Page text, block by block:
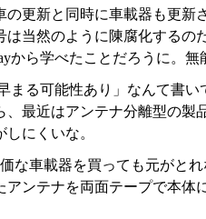
更新と同時に車載器も更
は当然のように陳腐化する
ら学べたことだろうに。無
まる可能性あり」なんて書
最近はアンテナ分離型の
にくいな。
な車載器を買っても元がと
アンテナを両面テープで本